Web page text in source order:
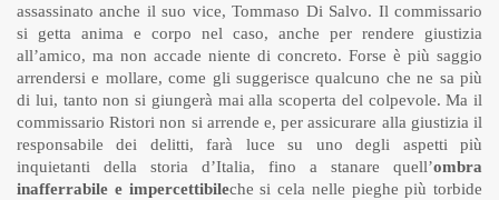
assassinato anche il suo vice, Tommaso Di Salvo. Il commissario
si getta anima e corpo nel caso, anche per rendere giustizia
all’amico, ma non accade niente di concreto. Forse è più saggio
arrendersi e mollare, come gli suggerisce qualcuno che ne sa più
di lui, tanto non si giungerà mai alla scoperta del colpevole. Ma il
commissario Ristori non si arrende e, per assicurare alla giustizia il
responsabile dei delitti, farà luce su uno degli aspetti più
inquietanti della storia d’Italia, fino a stanare quell’ombra
inafferrabile e impercettibileche si cela nelle pieghe più torbide